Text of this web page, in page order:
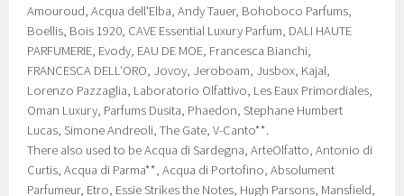
Amouroud, Acqua dell'Elba, Andy Tauer, Bohoboco Parfums,
Boellis, Bois 1920, CAVE Essential Luxury Parfum, DALI HAUTE
PARFUMERIE, Evody, EAU DE MOE, Francesca Bianchi,
FRANCESCA DELL'ORO, Jovoy, Jeroboam, Jusbox, Kajal,
Lorenzo Pazzaglia, Laboratorio Olfattivo, Les Eaux Primordiales,
Oman Luxury, Parfums Dusita, Phaedon, Stephane Humbert
Lucas, Simone Andreoli, The Gate, V-Canto**.
There also used to be Acqua di Sardegna, ArteOlfatto, Antonio di
Curtis, Acqua di Parma**, Acqua di Portofino, Absolument
Parfumeur, Etro, Essie Strikes the Notes, Hugh Parsons, Mansfield,